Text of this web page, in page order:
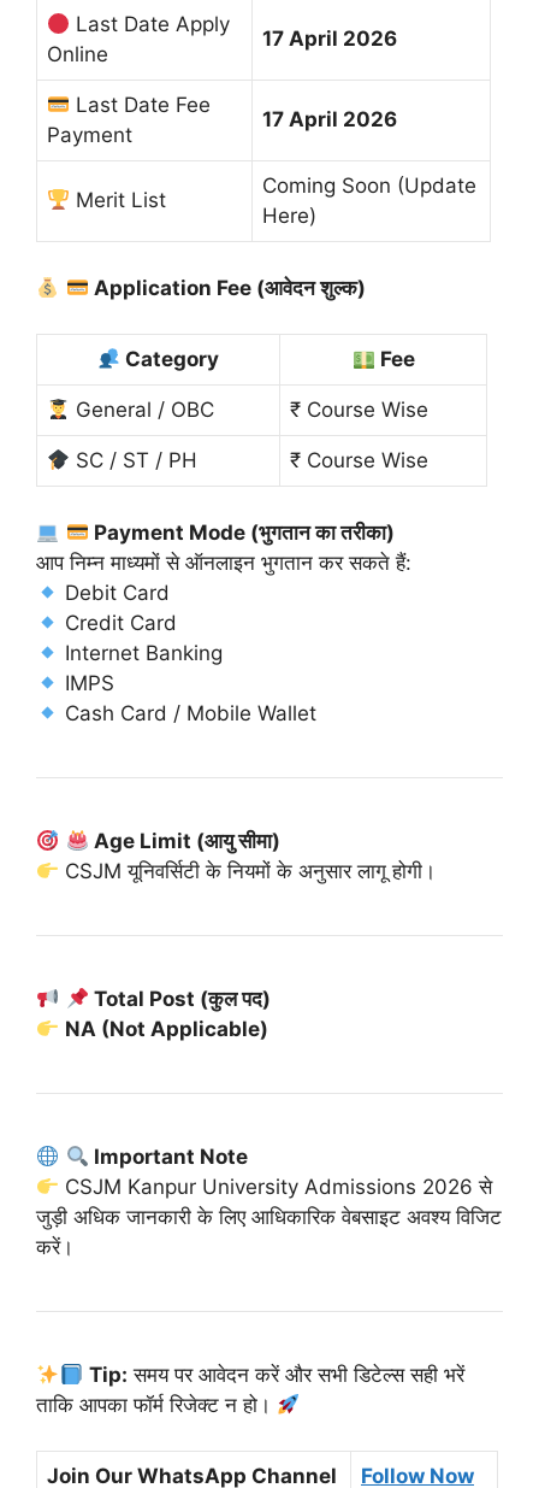
Last Date Apply
Online
17 April 2026
Last Date Fee
Payment
17 April 2026
Merit List
Coming Soon (Update
Here)
Application Fee (आवेदन शुल्क)
Category Fee
General / OBC ₹ Course Wise
SC / ST / PH ₹ Course Wise
Payment Mode (भुगतान का तरीका)
आप निम्न माध्यमों से ऑनलाइन भुगतान कर सकते हैं:
Debit Card
Credit Card
Internet Banking
IMPS
Cash Card / Mobile Wallet
Age Limit (आयु सीमा)
CSJM यूनिवर्सिटी के नियमों के अनुसार लागू होगी।
Total Post (कुल पद)
NA (Not Applicable)
Important Note
CSJM Kanpur University Admissions 2026 से
जुड़ी अधिक जानकारी के लिए आधिकारिक वेबसाइट अवश्य विजिट
करें।
Tip: समय पर आवेदन करें और सभी डिटेल्स सही भरें
ताकि आपका फॉर्म रिजेक्ट न हो।
Join Our WhatsApp Channel Follow Now